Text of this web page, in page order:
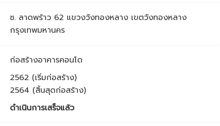
ซ. ลาดพร้าว 62 แขวงวังทองหลาง เขตวังทองหลาง
กรุงเทพมหานคร
ก่อสร้างอาคารคอนโด
2562 (เริ่มก่อสร้าง)
2564 (สิ้นสุดก่อสร้าง)
ดำเนินการเสร็จแล้ว